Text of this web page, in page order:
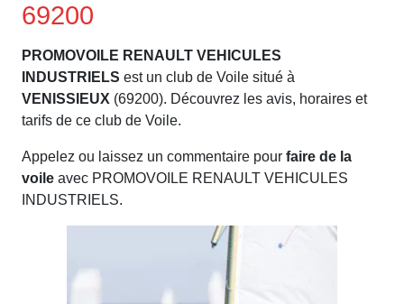
69200
PROMOVOILE RENAULT VEHICULES
INDUSTRIELS est un club de Voile situé à
VENISSIEUX (69200). Découvrez les avis, horaires et
tarifs de ce club de Voile.
Appelez ou laissez un commentaire pour faire de la
voile avec PROMOVOILE RENAULT VEHICULES
INDUSTRIELS.